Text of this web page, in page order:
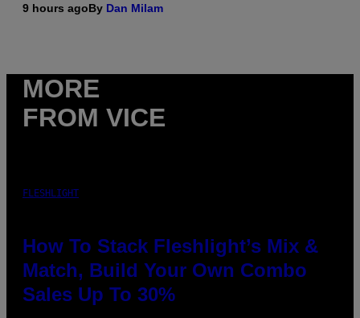
9 hours agoBy Dan Milam
MORE
FROM VICE
FLESHLIGHT
How To Stack Fleshlight’s Mix &
Match, Build Your Own Combo
Sales Up To 30%